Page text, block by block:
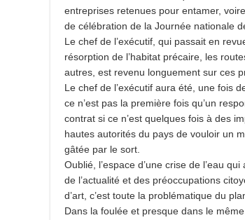
entreprises retenues pour entamer,
de célébration de la Journée nationale
Le chef de l’exécutif, qui passait en
résorption de l’habitat précaire, les
autres, est revenu longuement sur ces
Le chef de l’exécutif aura été, une fois
ce n’est pas la première fois qu’un
contrat si ce n’est quelques fois à des
hautes autorités du pays de vouloir un
gâtée par le sort.
Oublié, l’espace d’une crise de l’eau
de l’actualité et des préoccupations
d’art, c’est toute la problématique du
Dans la foulée et presque dans le